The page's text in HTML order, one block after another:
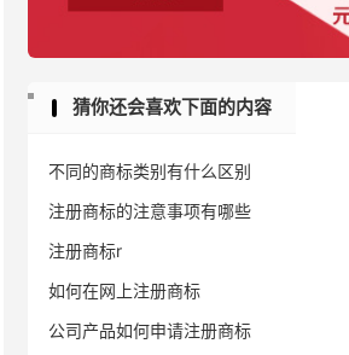
猜你还会喜欢下面的内容
不同的商标类别有什么区别
注册商标的注意事项有哪些
注册商标r
如何在网上注册商标
公司产品如何申请注册商标